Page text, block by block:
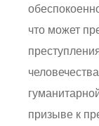
что может
призыве к